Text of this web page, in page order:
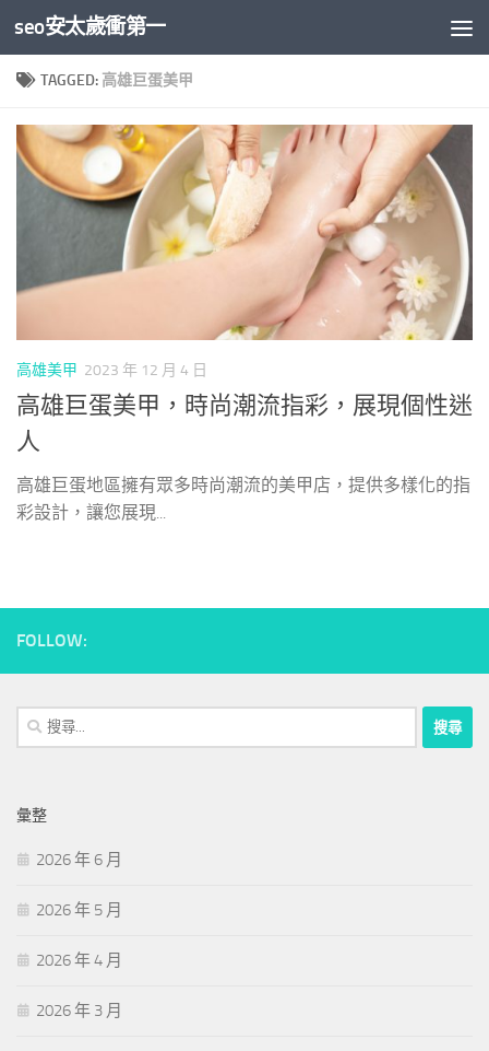
Skip to content
seo安太歲衝第一
TAGGED: 高雄巨蛋美甲
高雄美甲 2023 年 12 月 4 日
高雄巨蛋美甲，時尚潮流指彩，展現個性迷
人
高雄巨蛋地區擁有眾多時尚潮流的美甲店，提供多樣化的指
彩設計，讓您展現...
FOLLOW:
搜
尋
字:
彙整
2026 年 6 月
2026 年 5 月
2026 年 4 月
2026 年 3 月